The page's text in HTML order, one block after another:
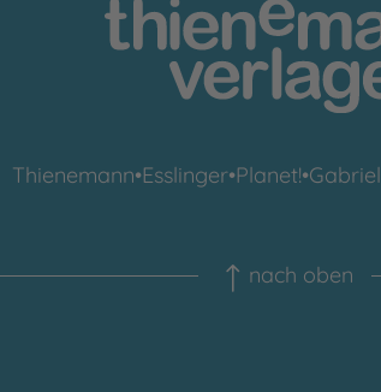
Thienemann•Esslinger•Planet!•Gabriel
nach oben